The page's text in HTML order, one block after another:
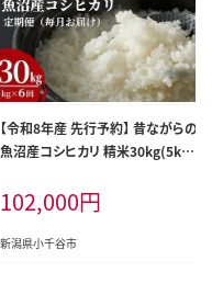
【令和8年産 先行予約】 昔ながらの
魚沼産コシヒカリ 精米30kg(5kg
N12DB00-02】
102,000円
新潟県小千谷市